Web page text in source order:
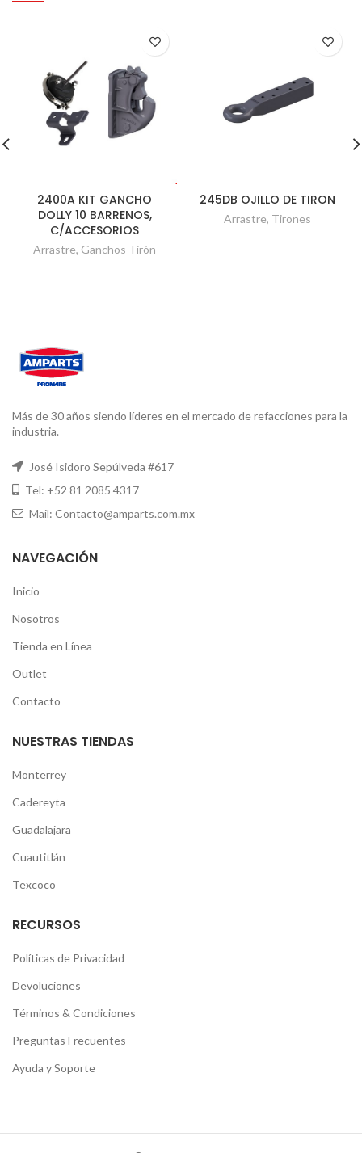
2400A KIT GANCHO
DOLLY 10 BARRENOS,
C/ACCESORIOS
Arrastre, Ganchos Tirón
245DB OJILLO DE TIRON
Arrastre, Tirones
Más de 30 años siendo líderes en el mercado de refacciones para la
industria.
José Isidoro Sepúlveda #617
Tel: +52 81 2085 4317
Mail: Contacto@amparts.com.mx
NAVEGACIÓN
Inicio
Nosotros
Tienda en Línea
Outlet
Contacto
NUESTRAS TIENDAS
Monterrey
Cadereyta
Guadalajara
Cuautitlán
Texcoco
RECURSOS
Políticas de Privacidad
Devoluciones
Términos & Condiciones
Preguntas Frecuentes
Ayuda y Soporte